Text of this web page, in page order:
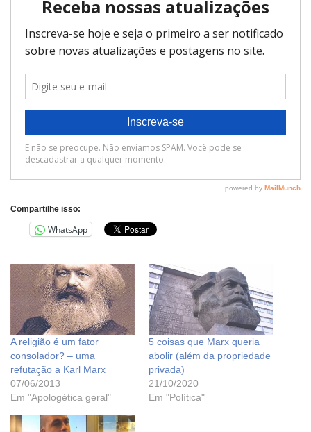
Compartilhe isso:
WhatsApp
A religião é um fator
consolador? – uma
refutação a Karl Marx
07/06/2013
Em "Apologética geral"
5 coisas que Marx queria
abolir (além da propriedade
privada)
21/10/2020
Em "Política"